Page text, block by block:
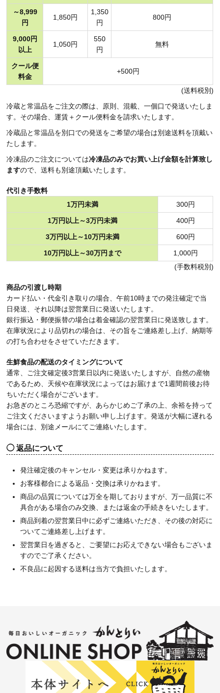
～8,999
円
1,850円
1,350
円
800円
9,000円
以上
1,050円
550
円
無料
クール便
料金
+500円
(送料税別)
冷蔵と常温品をご注文の際は、原則、混載、一個口で発送いたしま
す。その場合、運賃＋クール便料金を請求いたします。
冷蔵品と常温品を別口での発送をご希望の場合は別途送料を頂戴い
たします。
冷凍品のご注文については冷凍品のみでお買い上げ金額を計算致し
ますので、送料も別途頂戴いたします。
代引き手数料
1万円未満
300円
1万円以上～3万円未満 400円
3万円以上～10万円未満 600円
10万円以上～30万円まで
1,000円
(手数料税別)
商品の引渡し時期
カード払い・代金引き取りの場合、午前10時までの発注確定で当
日発送、それ以降は翌営業日に発送いたします。
銀行振込・郵便振替の場合は着金確認の翌営業日に発送致します。
在庫状況により品切れの場合は、その旨をご連絡差し上げ、納期等
の打ち合わせをさせていただきます。
生鮮食品の配送のタイミングについて
通常、ご注文確定後3営業日以内に発送いたしますが、自然の産物
であるため、天候や在庫状況によってはお届けまで1週間前後お待
ちいただく場合がございます。
お急ぎのところ恐縮ですが、あらかじめご了承の上、余裕を持って
ご注文くださいますようお願い申し上げます。発送が大幅に遅れる
場合には、別途メールにてご連絡いたします。
返品について
発注確定後のキャンセル・変更は承りかねます。
お客様都合による返品・交換は承りかねます。
商品の品質については万全を期しておりますが、万一品質に不
具合がある場合のみ交換、または返金の手続きをいたします。
商品到着の翌営業日中に必ずご連絡いただき、その後の対応に
ついてご連絡差し上げます。
翌営業日を過ぎると、ご要望にお応えできない場合もございま
すのでご了承ください。
不良品に起因する送料は当方で負担いたします。